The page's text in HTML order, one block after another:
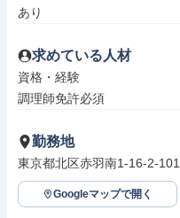
あり
求めている人材
資格・経験
調理師免許必須
勤務地
東京都北区赤羽南1-16-2-101
Googleマップで開く